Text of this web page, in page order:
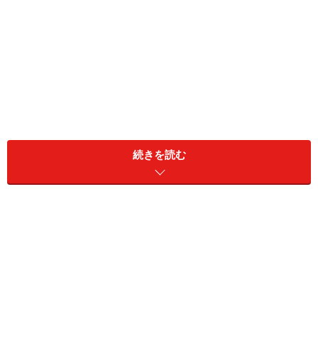
暑さ指数とは、熱中症を予防することを目的に提案され
続きを読む